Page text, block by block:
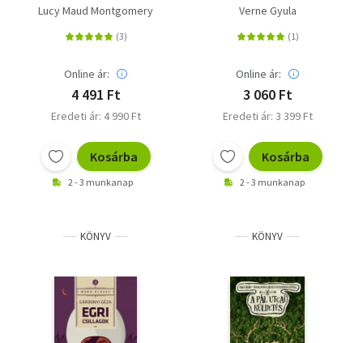
Lucy Maud Montgomery
Online ár:
4 491 Ft
Eredeti ár: 4 990 Ft
Kosárba
2 - 3 munkanap
Verne Gyula
Online ár:
3 060 Ft
Eredeti ár: 3 399 Ft
Kosárba
2 - 3 munkanap
KÖNYV KÖNYV